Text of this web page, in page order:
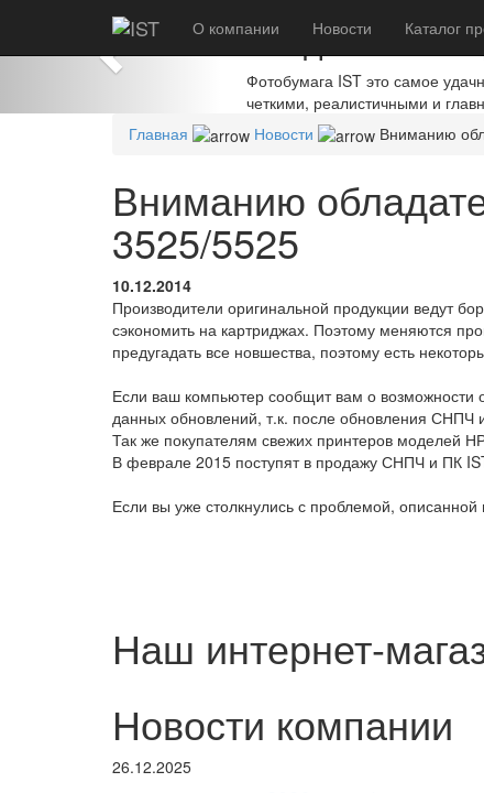
О компании Новости Каталог
Создавайте
Фотобумага IST это самое
четкими, реалистичными и
Previous
Главная Новости Вниманию
Вниманию
3525/5525
10.12.2014
Производители оригинальной продукции ведут
сэкономить на картриджах. Поэтому меняются
предугадать все новшества, поэтому есть
Если ваш компьютер сообщит вам о возможности
данных обновлений, т.к. после обновления СНПЧ
Так же покупателям свежих принтеров моделей
В феврале 2015 поступят в продажу СНПЧ и ПК
Если вы уже столкнулись с проблемой,
Наш интернет-
Новости компании
26.12.2025